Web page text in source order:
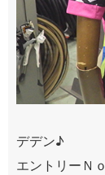
デデン♪
エントリーＮ